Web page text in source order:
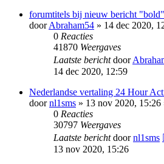
forumtitels bij nieuw bericht "bold"
doorAbraham54 » 14 dec 2020,
0 Reacties
41870 Weergaves
Laatste berichtdoor
14 dec 2020, 12:59
Nederlandse vertaling 24 Hour
doornl1sms » 13 nov 2020, 15:26
0 Reacties
30797 Weergaves
Laatste berichtdoornl1sms
13 nov 2020, 15:26